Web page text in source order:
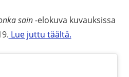
sain-elokuva kuvauksissa
Lue juttu täältä.